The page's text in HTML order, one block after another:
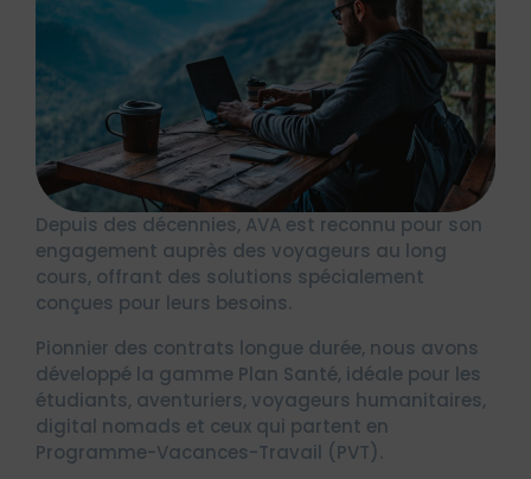
Depuis des décennies, AVA est reconnu pour son
engagement auprès des voyageurs au long
cours, offrant des solutions spécialement
conçues pour leurs besoins.
Pionnier des contrats longue durée, nous avons
développé la gamme Plan Santé, idéale pour les
étudiants, aventuriers, voyageurs humanitaires,
digital nomads et ceux qui partent en
Programme-Vacances-Travail (PVT).